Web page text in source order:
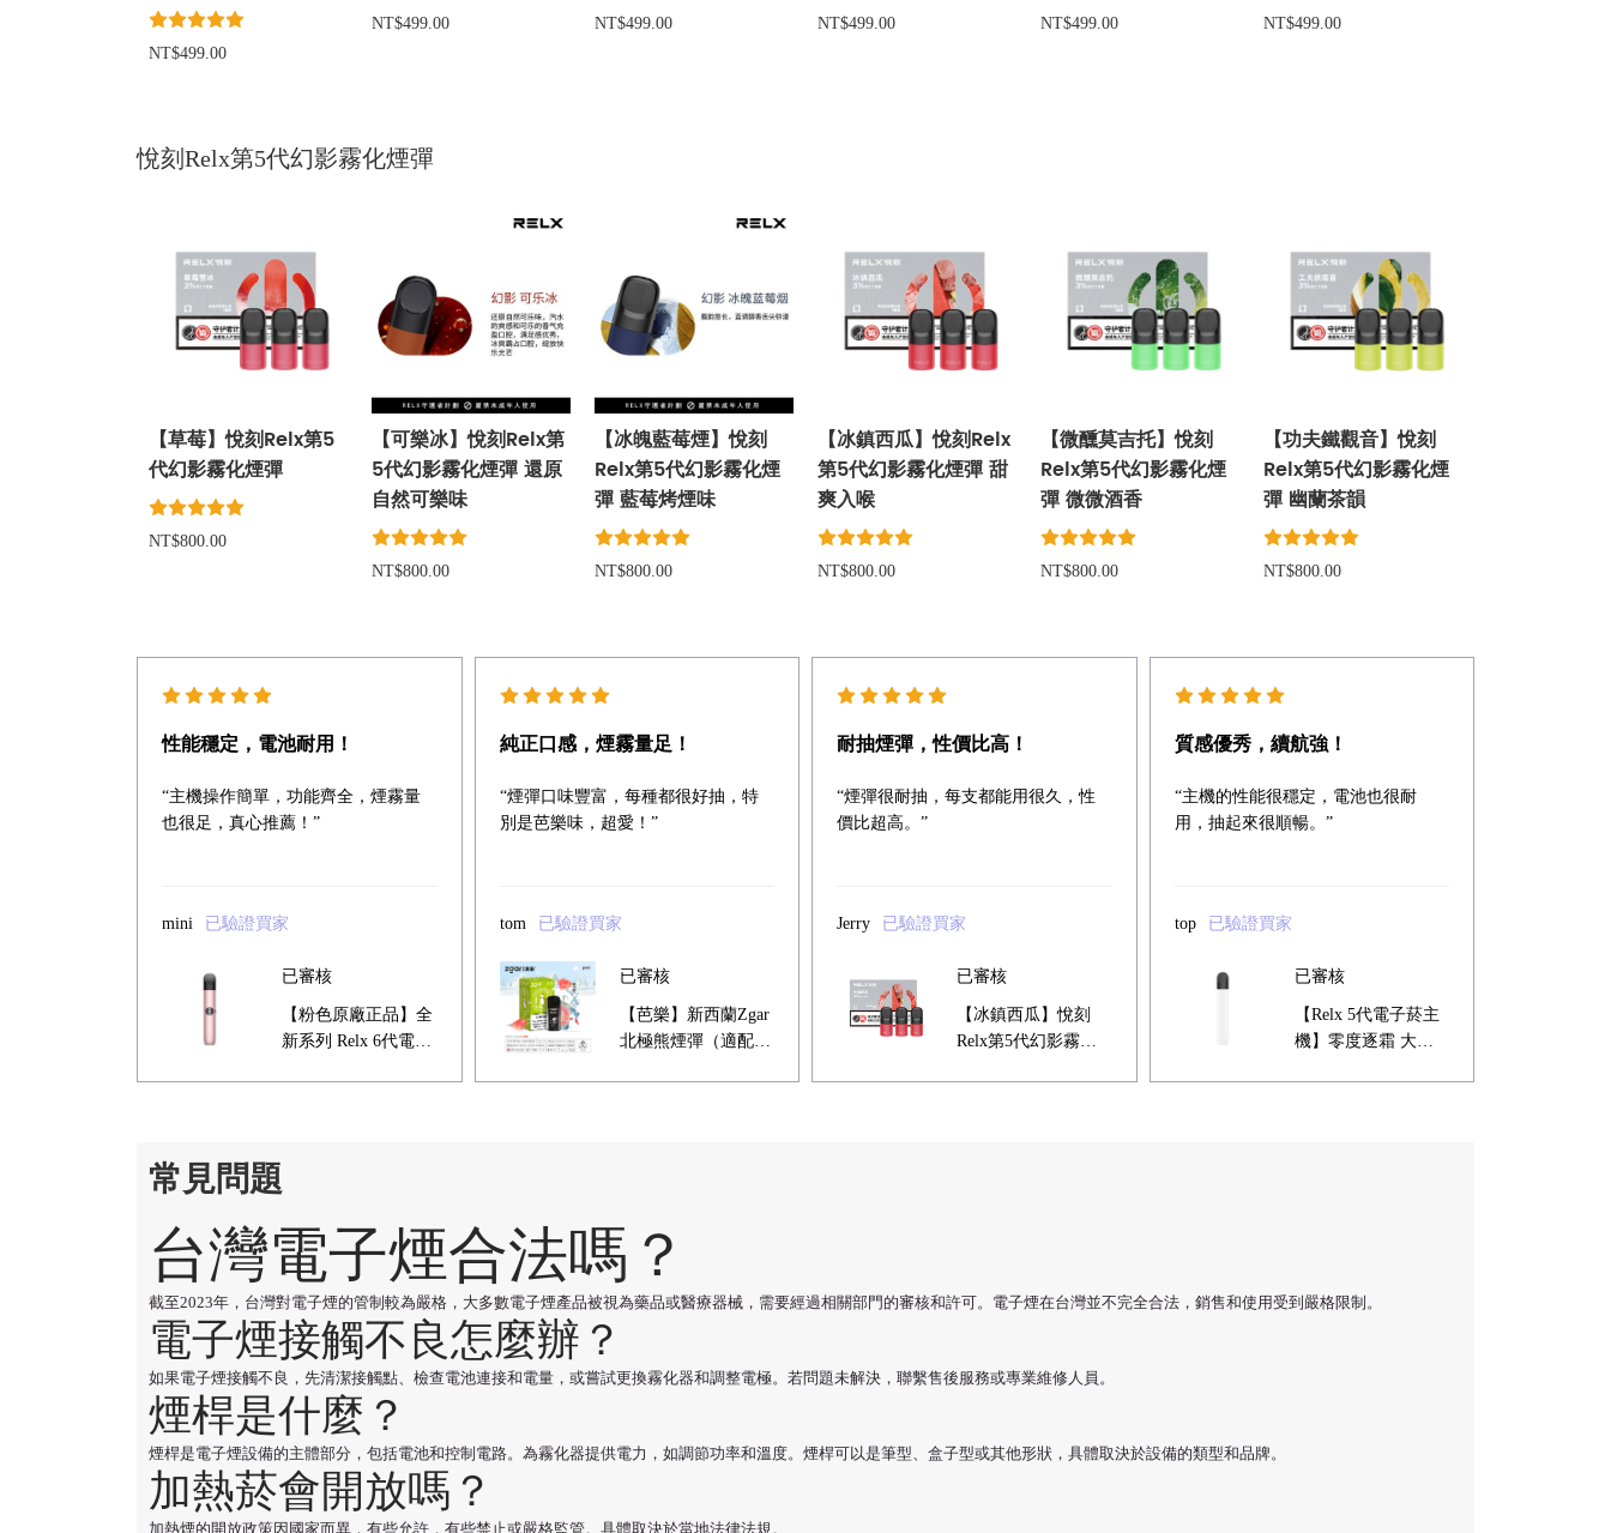
NT$499.00
NT$499.00 NT$499.00 NT$499.00 NT$499.00 NT$499.00
悅刻Relx第5代幻影霧化煙彈
【草莓】悅刻Relx第5
代幻影霧化煙彈
NT$800.00
【可樂冰】悅刻Relx第
5代幻影霧化煙彈 還原
自然可樂味
NT$800.00
【冰魄藍莓煙】悅刻
Relx第5代幻影霧化煙
彈 藍莓烤煙味
NT$800.00
【冰鎮西瓜】悅刻Relx
第5代幻影霧化煙彈 甜
爽入喉
NT$800.00
【微醺莫吉托】悅刻
Relx第5代幻影霧化煙
彈 微微酒香
NT$800.00
【功夫鐵觀音】悅刻
Relx第5代幻影霧化煙
彈 幽蘭茶韻
NT$800.00
性能穩定，電池耐用！
“主機操作簡單，功能齊全，煙霧量
也很足，真心推薦！”
mini 已驗證買家
已審核
【粉色原廠正品】全
新系列 Relx 6代電子
純正口感，煙霧量足！
“煙彈口味豐富，每種都很好抽，特
別是芭樂味，超愛！”
tom 已驗證買家
已審核
【芭樂】新西蘭Zgar
北極熊煙彈（適配
耐抽煙彈，性價比高！
“煙彈很耐抽，每支都能用很久，性
價比超高。”
Jerry 已驗證買家
已審核
【冰鎮西瓜】悅刻
Relx第5代幻影霧化
質感優秀，續航強！
“主機的性能很穩定，電池也很耐
用，抽起來很順暢。”
top 已驗證買家
已審核
【Relx 5代電子菸主
機】零度逐霜 大量
常見問題
台灣電子煙合法嗎？
截至2023年，台灣對電子煙的管制較為嚴格，大多數電子煙產品被視為藥品或醫療器械，需要經過相關部門的審核和許可。電子煙在台灣並不完全合法，銷售和使用受到嚴格限制。
電子煙接觸不良怎麼辦？
如果電子煙接觸不良，先清潔接觸點、檢查電池連接和電量，或嘗試更換霧化器和調整電極。若問題未解決，聯繫售後服務或專業維修人員。
煙桿是什麼？
煙桿是電子煙設備的主體部分，包括電池和控制電路。為霧化器提供電力，如調節功率和溫度。煙桿可以是筆型、盒子型或其他形狀，具體取決於設備的類型和品牌。
加熱菸會開放嗎？
加熱煙的開放政策因國家而異，有些允許，有些禁止或嚴格監管。具體取決於當地法律法規。